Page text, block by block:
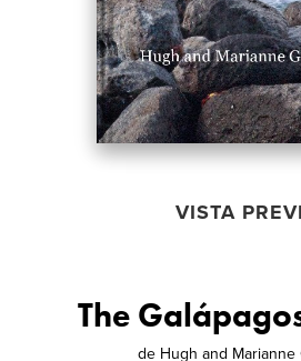
VISTA
The
de Hugh and Marianne